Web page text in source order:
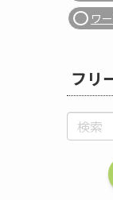
ワ
フリ